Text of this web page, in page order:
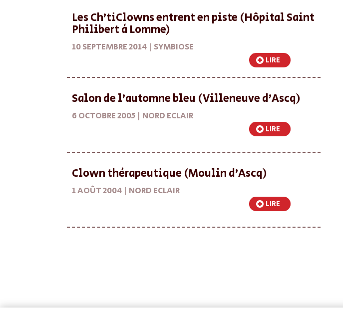
Les Ch’tiClowns entrent en piste (Hôpital Saint
Philibert à Lomme)
10 SEPTEMBRE 2014 | SYMBIOSE
LIRE
Salon de l’automne bleu (Villeneuve d’Ascq)
6 OCTOBRE 2005 | NORD ECLAIR
LIRE
Clown thérapeutique (Moulin d’Ascq)
1 AOÛT 2004 | NORD ECLAIR
LIRE